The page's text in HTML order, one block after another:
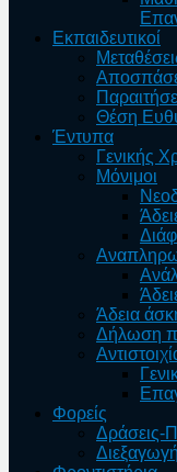
Εκπαιδευτικοί
Θέση
Έντυπα
Γενικής
Μόνιμοι
Άδεια
Δήλωση
Φορείς
Δράσεις-